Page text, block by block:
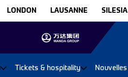
LONDON LAUSANNE SILESIA
Tickets & hospitality Nouvelles